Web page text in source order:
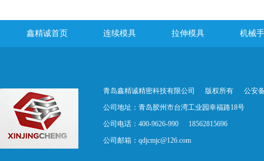
鑫精诚首页 连续模具 拉伸模具 机械
青岛鑫精诚精密科技有限公司 版权所有
公安
公司地址：青岛胶州市台湾工业园幸福路18号
公司电话：400-9626-990
18562815696
公司邮箱： qdjcmjc@126.com